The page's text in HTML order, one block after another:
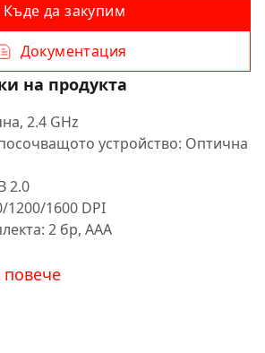
Къде да закупим
Документация
на продукта
2.4 GHz
устройство: Оптична
2.0
1200/1600 DPI
2 бр, AAA
повече